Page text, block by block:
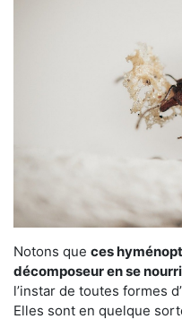
Notons que ces
décomposeur en se
l’instar de toutes formes
Elles sont en quelque